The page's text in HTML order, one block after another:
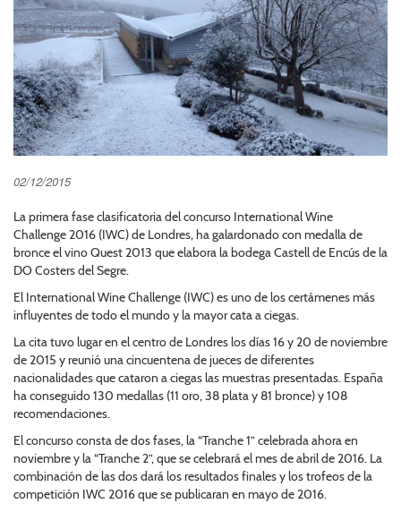
02/12/2015
La primera fase clasificatoria del concurso International Wine
Challenge 2016 (IWC) de Londres, ha galardonado con medalla de
bronce el vino Quest 2013 que elabora la bodega Castell de Encús de la
DO Costers del Segre.
El International Wine Challenge (IWC) es uno de los certámenes más
influyentes de todo el mundo y la mayor cata a ciegas.
La cita tuvo lugar en el centro de Londres los días 16 y 20 de noviembre
de 2015 y reunió una cincuentena de jueces de diferentes
nacionalidades que cataron a ciegas las muestras presentadas. España
ha conseguido 130 medallas (11 oro, 38 plata y 81 bronce) y 108
recomendaciones.
El concurso consta de dos fases, la “Tranche 1” celebrada ahora en
noviembre y la “Tranche 2”, que se celebrará el mes de abril de 2016. La
combinación de las dos dará los resultados finales y los trofeos de la
competición IWC 2016 que se publicaran en mayo de 2016.